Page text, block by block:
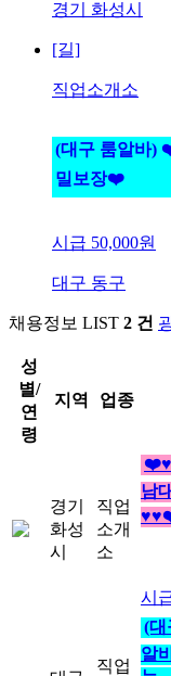
경기 화성시
[길]
직업소개소
(대구 룸알바)
밀보장❤️
시급 50,000원
대구 동구
채용정보 LIST 2 건
성
별/
연
령
지역 업종
경기
화성
시
직업
소개
소
남
시
직업
(대
알